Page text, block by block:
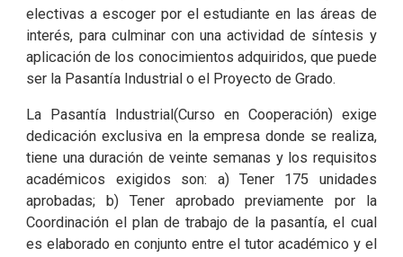
electivas a escoger por el estudiante en las áreas de
interés, para culminar con una actividad de síntesis y
aplicación de los conocimientos adquiridos, que puede
ser la Pasantía Industrial o el Proyecto de Grado.
La Pasantía Industrial(Curso en Cooperación) exige
dedicación exclusiva en la empresa donde se realiza,
tiene una duración de veinte semanas y los requisitos
académicos exigidos son: a) Tener 175 unidades
aprobadas; b) Tener aprobado previamente por la
Coordinación el plan de trabajo de la pasantía, el cual
es elaborado en conjunto entre el tutor académico y el